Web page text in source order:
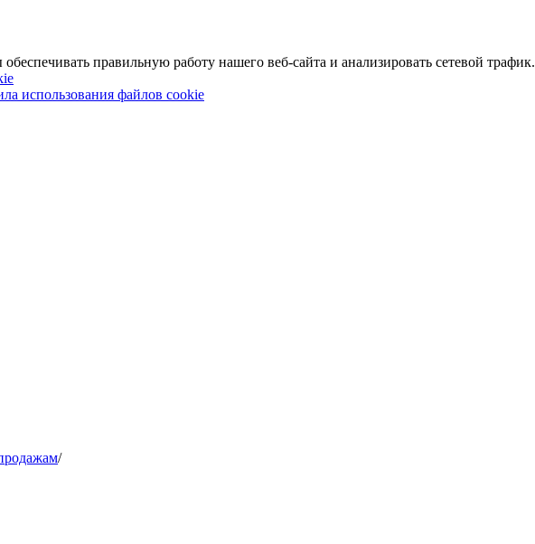
правильную работу нашего веб-сайта и анализировать сетевой трафик.
использования файлов cookie
/